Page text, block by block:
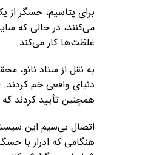
برای پتاسیم، حسگر
می‌کنند، در حالی که
غلظت‌ها کار می‌کند.
به نقل از ستاد نانو،
همچنین تأیید کردند که
اتصال بی‌سیم این